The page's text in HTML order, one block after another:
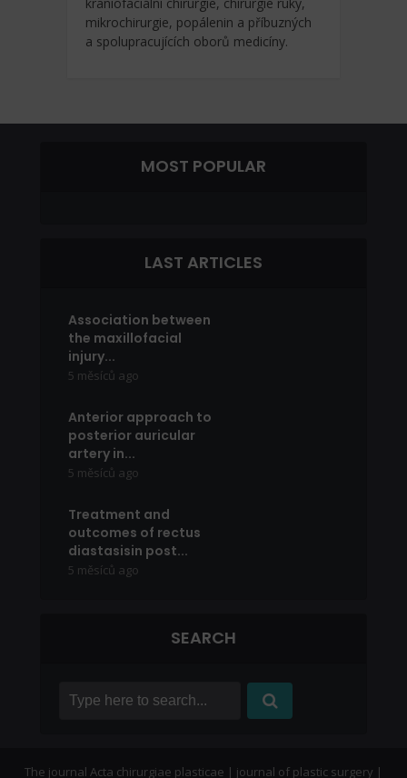
kraniofaciální chirurgie, chirurgie ruky,
mikrochirurgie, popálenin a příbuzných
a spolupracujících oborů medicíny.
MOST POPULAR
LAST ARTICLES
Association between
the maxillofacial
injury...
5 měsíců ago
Anterior approach to
posterior auricular
artery in...
5 měsíců ago
Treatment and
outcomes of rectus
diastasisin post...
5 měsíců ago
SEARCH
The journal Acta chirurgiae plasticae | journal of plastic surgery |